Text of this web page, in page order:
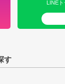
LINE
す